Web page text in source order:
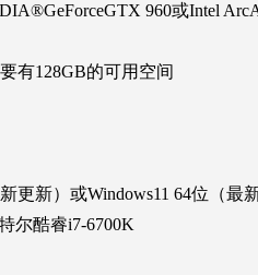
960或Intel
有128GB的可用空间
更新）或Windows11 64位（最
尔酷睿i7-6700K